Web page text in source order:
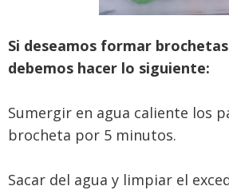
Si deseamos formar
debemos hacer lo siguiente:
Sumergir en agua caliente los
brocheta por 5 minutos.
Sacar del agua y limpiar el